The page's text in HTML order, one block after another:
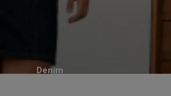
Denim